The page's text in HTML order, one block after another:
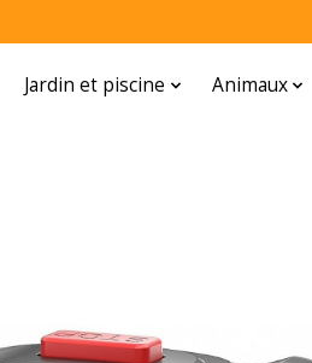
Jardin et piscine Animaux